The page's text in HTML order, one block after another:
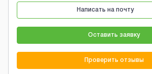
Написать на почту
Оставить заявку
Проверить отзывы